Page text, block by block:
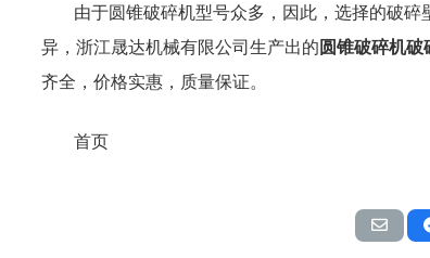
由于圆锥破碎机型号众多，因此，选择的破
异，浙江晟达机械有限公司生产出的 圆锥破碎机
齐全，价格实惠，质量保证。
首页